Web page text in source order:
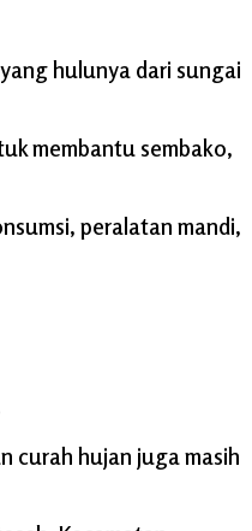
hulunya dari sungai
membantu sembako,
peralatan mandi,
curah hujan juga masih